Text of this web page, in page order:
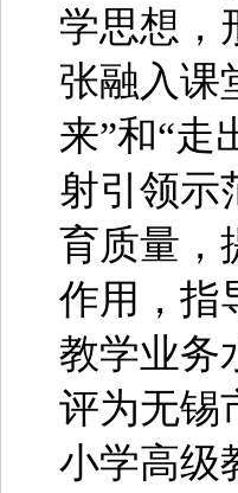
学思想，
张融入课
来”和“走
射引领示
育质量，
作用，指
教学业务
评为无锡
小学高级